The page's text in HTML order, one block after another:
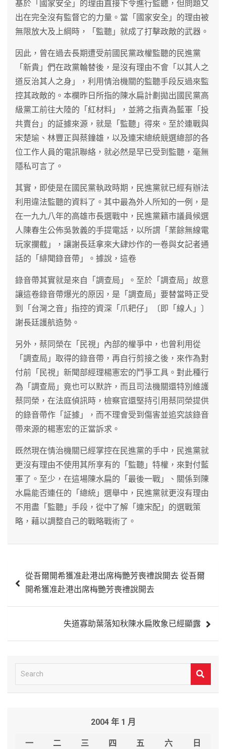
基於「國家安全」的理由直接下令進行監聽，但問題又
出在完全沒有監督它的力量。當「國家安全」的理由被
無限放大及上綱時，「監聽」就成了打擊政敵的武器。
因此，曾在過去長期遭受前國民黨政權監聽的民進黨
「新貴」們在政黨輪替後，是沒有理由不會「以其人之
道反治其人之身」，利用情治機關的監聽手段反過來監
控其政敵的。本欄昨日所指的陳水扁計劃拋出國民黨高
級黨工前往大陸的「紅材料」，並將之指責為藍軍「投
共賣台」的証據來源，就是「監聽」得來。至於連戰與
宋楚瑜、林豐正與蔡鐘雄，以及連宋總統競選總部的各
位工作人員的電訊聯絡，就必然是早已受到監聽，毫無
隱私可言了。
其實，即使是在國民黨執政時期，民進黨就已經有辦法
利用違法監聽的資料了。其中最為外人所知的一例，是
在一九九八年的高雄市長選戰中，民進黨籍市議員候選
人陳春生公佈吳敦義的手提電話，以所謂「業餘無線電
玩家攔截」，讓謝長廷拿來大肆炒作的一卷與女記者通
話的「緋聞錄音帶」。據說，這卷
錄音帶其實就是來自「調查局」。至於「調查局」故意
讓這卷錄音帶爆光的原因，是「調查局」要替當時正受
到「台灣之音」指控的資深「爪耙仔」〔即「線人」〕
謝長廷護航造勢。
另外，蔡同榮在「民視」內部的權爭中，也曾利用從
「調查局」取得的錄音帶，再自行剪接之後，來作為對
付前「民視」新聞部經理楊憲宏的鬥爭工具。對此種行
為「調查局」竟也可以默許，而且司法機關還特別維護
蔡同榮，在法庭偵訊時，檢察官還堅持引用蔡同榮提供
的錄音帶作「証據」，而不理會受到傷害並追究該錄音
帶來源的楊憲宏的正當訴求。
既然現在情治機關已經掌控在民進黨的手中，民進黨就
更沒有理由不使用其所享有的「監聽」特權，來對付藍
軍了。至少，在這場陳水扁的「最後一戰」、關係到陳
水扁能否連任的「總統」選舉中，民進黨就更沒有理由
不用盡「監聽」手段，從中了解「連宋配」的選戰策
略，藉以調整自己的戰略戰術了。
章 從吾爾開希獲准赴港出席梅艷芳喪禮說開去 從吾爾
開希獲准赴港出席梅艷芳喪禮說開去
失道寡助葉落知秋陳水扁敗象已經顯露
e
2004 年 1 月
一 二 三 四 五 六
日